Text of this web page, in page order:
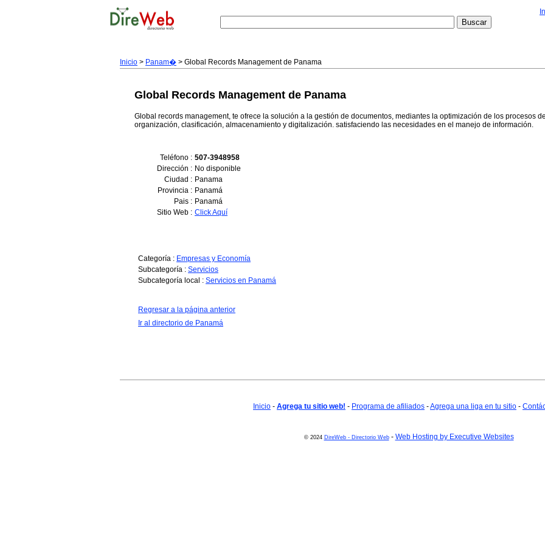
Inicio > Panam� > Global Records Management de Panama
Global Records Management de Panama
Global records management, te ofrece la solución a la gestión de documentos, mediantes la optimización de los procesos de
organización, clasificación, almacenamiento y digitalización. satisfaciendo las necesidades en el manejo de información.
Teléfono : 507-3948958
Dirección : No disponible
Ciudad : Panama
Provincia : Panamá
Pais : Panamá
Sitio Web : Click Aquí
Categoría : Empresas y Economía
Subcategoría : Servicios
Subcategoría local : Servicios en Panamá
Regresar a la página anterior
Ir al directorio de Panamá
Inicio - Agrega tu sitio web! - Programa de afiliados -Agrega una liga en tu sitio -
© 2024 DireWeb - Directorio Web- Web Hosting by Executive Websites